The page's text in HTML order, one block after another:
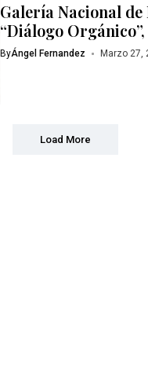
Galería Nacional
“Diálogo
ByÁngel Fernandez Marzo 27,
Load More